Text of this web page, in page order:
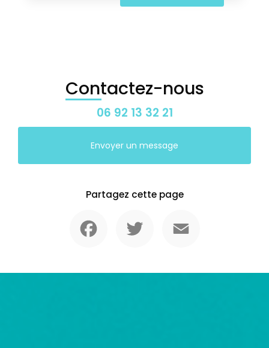
Contactez-nous
06 92 13 32 21
Envoyer un message
Partagez cette page